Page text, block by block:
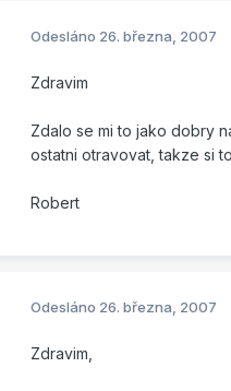
Odesláno 26. března, 2007
Zdravim
Zdalo se mi to jako dobry
ostatni otravovat, takze si
Robert
Odesláno 26. března, 2007
Zdravim,